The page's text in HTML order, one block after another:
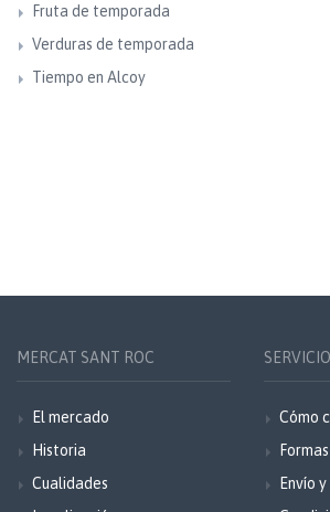
Fruta de temporada
Verduras de temporada
Tiempo en Alcoy
MERCAT SANT ROC
El mercado
Historia
Cualidades
Cómo
Envío